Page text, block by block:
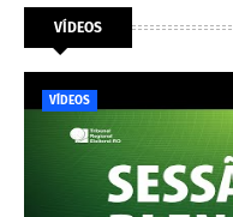
VÍDEOS
VÍDEOS